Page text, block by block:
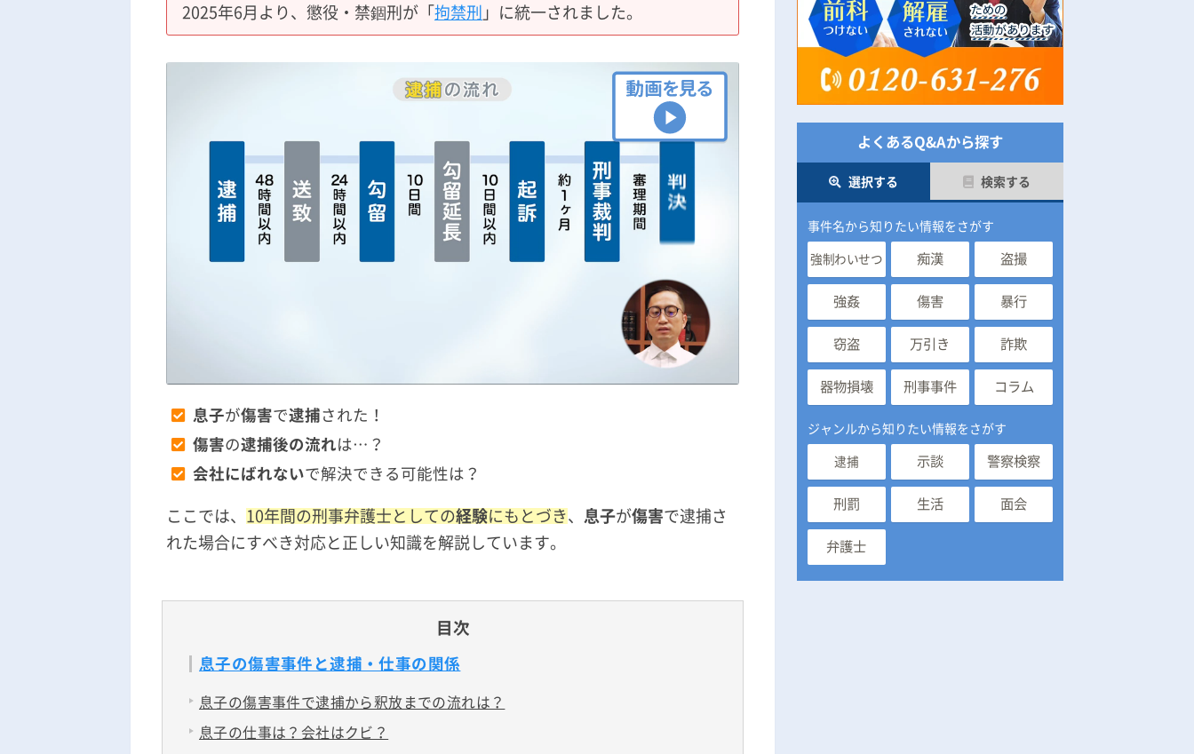
刑事事件の記事一覧
アトムについて
弁護士紹介
2025年6月より、懲役・禁錮刑が「 拘禁刑 」に統一されました。
息子が傷害で逮捕された！
傷害の逮捕後の流れは…？
会社にばれないで解決できる可能性は？
ここでは、 10年間の刑事弁護士としての経験にもとづき、 息子が傷害で逮捕さ
れた場合にすべき対応と正しい知識を解説しています。
目次
息子の傷害事件と逮捕・仕事の関係
息子の傷害事件で逮捕から釈放までの流れは？
息子の仕事は？会社はクビ？
よくあるQ&Aから探す
選択する 検索する
事件名から知りたい情報をさがす
強制わいせつ 痴漢 盗撮
強姦 傷害 暴行
窃盗 万引き 詐欺
器物損壊 刑事事件 コラム
ジャンルから知りたい情報をさがす
逮捕 示談 警察検察
刑罰 生活 面会
弁護士